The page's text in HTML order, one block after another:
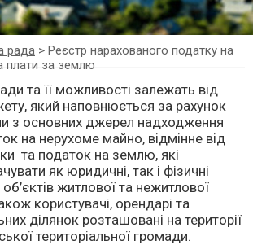
рада > Реєстр нарахованого податку на
плати за землю
та її можливості залежать від
який наповнюється за рахунок
з основних джерел надходження
на нерухоме майно, відмінне від
та податок на землю, які
як юридичні, так і фізичні
житлової та нежитлової
користувачі, орендарі та
ділянок розташовані на території
територіальної громади.